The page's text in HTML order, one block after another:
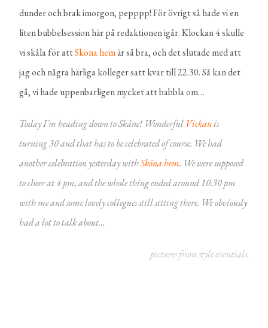
dunder och brak imorgon, pepppp! För övrigt så hade vi en
liten bubbelsession här på redaktionen igår. Klockan 4 skulle
vi skåla för attSköna hemär så bra, och det slutade med att
jag och några härliga kolleger satt kvar till 22.30. Så kan det
gå, vi hade uppenbarligen mycket att babbla om…
Today I’m heading down to Skåne! Wonderful Vickanis
turning 30 and that has to be celebrated of course. We had
another celebration yesterday withSköna hem. We were supposed
to cheer at 4 pm, and the whole thing ended around 10.30 pm
with me and some lovely collegues still sitting there. We obviously
had a lot to talk about…
pictures fromstyle essentials.